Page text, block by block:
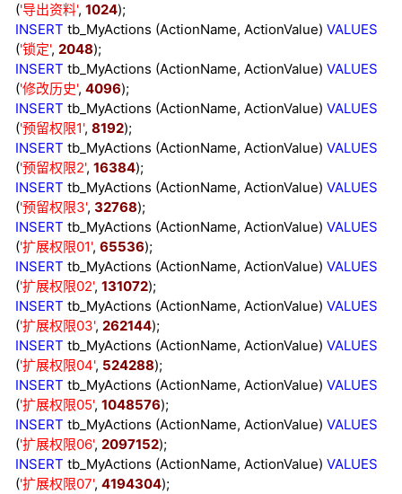
('导出资料', 1024);
INSERT tb_MyActions (ActionName, ActionValue) VALUES
('锁定', 2048);
INSERT tb_MyActions (ActionName, ActionValue) VALUES
('修改历史', 4096);
INSERT tb_MyActions (ActionName, ActionValue) VALUES
('预留权限1', 8192);
INSERT tb_MyActions (ActionName, ActionValue) VALUES
('预留权限2', 16384);
INSERT tb_MyActions (ActionName, ActionValue) VALUES
('预留权限3', 32768);
INSERT tb_MyActions (ActionName, ActionValue) VALUES
('扩展权限01', 65536);
INSERT tb_MyActions (ActionName, ActionValue) VALUES
('扩展权限02', 131072);
INSERT tb_MyActions (ActionName, ActionValue) VALUES
('扩展权限03', 262144);
INSERT tb_MyActions (ActionName, ActionValue) VALUES
('扩展权限04', 524288);
INSERT tb_MyActions (ActionName, ActionValue) VALUES
('扩展权限05', 1048576);
INSERT tb_MyActions (ActionName, ActionValue) VALUES
('扩展权限06', 2097152);
INSERT tb_MyActions (ActionName, ActionValue) VALUES
('扩展权限07', 4194304);